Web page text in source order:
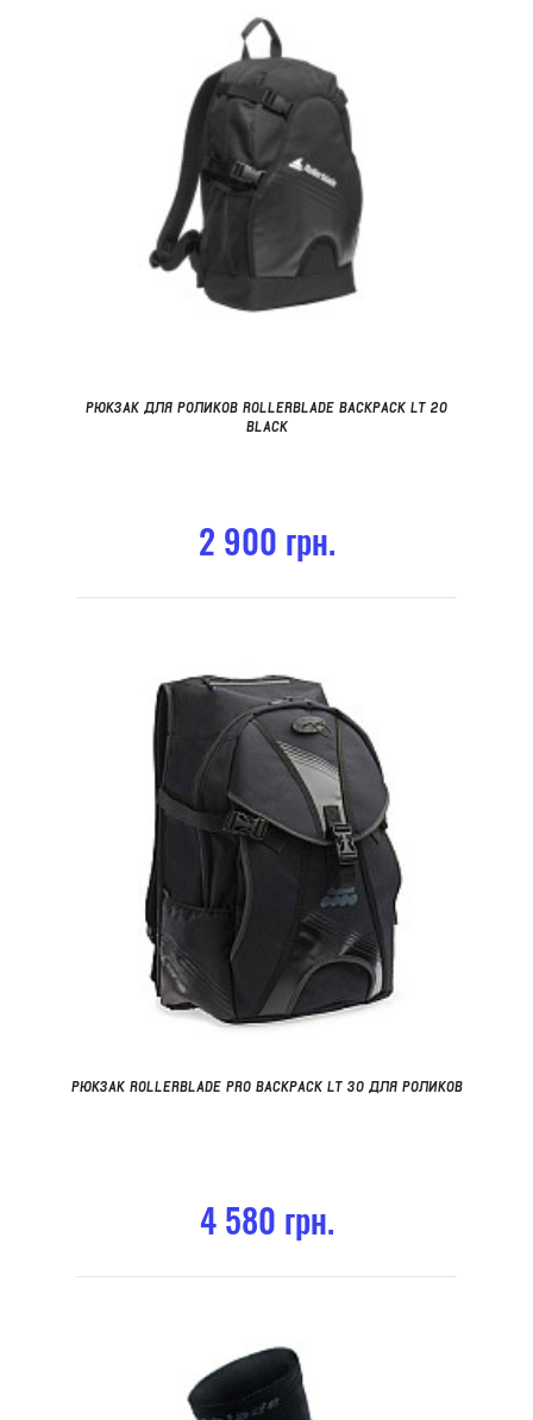
РЮКЗАК ДЛЯ РОЛИКОВ ROLLERBLADE BACKPACK LT 20
BLACK
2 900 грн.
РЮКЗАК ROLLERBLADE PRO BACKPACK LT 30 ДЛЯ РОЛИКОВ
4 580 грн.